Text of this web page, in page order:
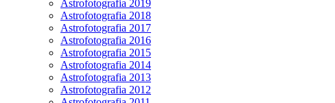
Astrofotografia 2019
Astrofotografia 2018
Astrofotografia 2017
Astrofotografia 2016
Astrofotografia 2015
Astrofotografia 2014
Astrofotografia 2013
Astrofotografia 2012